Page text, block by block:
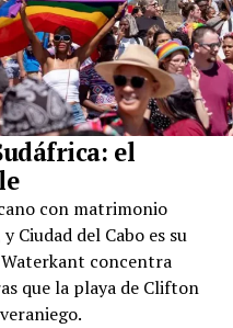
el
con matrimonio
Ciudad del Cabo es su
concentra
que la playa de Clifton